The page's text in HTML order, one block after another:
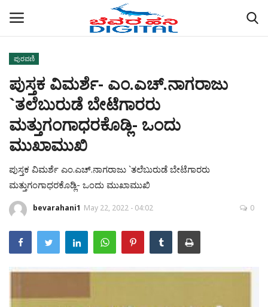
Home
ABOUT US
ರಾಜ್ಯ
ಜಿಲ್ಲೆಗಳು
ಚಿತ್ರ ಸಂಪುಟ
ಕಲೆ
ಕುಚ್ಚಂಗಿ ಪ್ರಸನ್ನ
ಪುರವಣಿ
ಪುರವಣಿ
ಪುಸ್ತಕ ವಿಮರ್ಶೆ- ಎಂ.ಎಚ್.ನಾಗರಾಜು
`ತಲೆಬುರುಡೆ ಬೇಟೆಗಾರರು
ಮತ್ತುಗಂಗಾಧರಕೊಡ್ಲಿ- ಒಂದು
ಮುಖಾಮುಖಿ
ಪುಸ್ತಕ ವಿಮರ್ಶೆ ಎಂ.ಎಚ್.ನಾಗರಾಜು `ತಲೆಬುರುಡೆ ಬೇಟೆಗಾರರು
ಮತ್ತುಗಂಗಾಧರಕೊಡ್ಲಿ- ಒಂದು ಮುಖಾಮುಖಿ
bevarahani1 May 22, 2022 - 04:02 0